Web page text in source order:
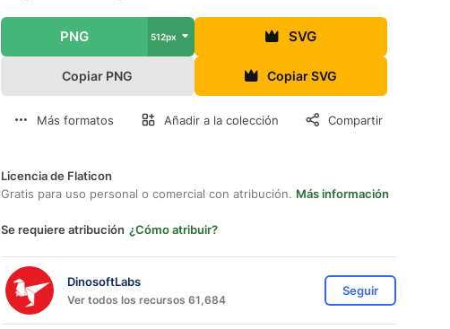
PNG 512px SVG
Copiar PNG Copiar SVG
Más formatos Añadir a la colección Compartir
Licencia de Flaticon
Gratis para uso personal o comercial con atribución. Más información
Se requiere atribución ¿Cómo atribuir?
DinosoftLabs
Ver todos los recursos 61,684
Seguir